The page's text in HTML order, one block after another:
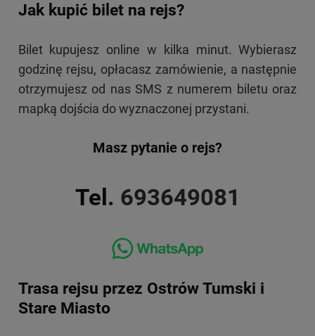
Jak kupić bilet na rejs?
Bilet kupujesz online w kilka minut. Wybierasz
godzinę rejsu, opłacasz zamówienie, a następnie
otrzymujesz od nas SMS z numerem biletu oraz
mapką dojścia do wyznaczonej przystani.
Masz pytanie o rejs?
Tel. 693649081
Trasa rejsu przez Ostrów Tumski i
Stare Miasto